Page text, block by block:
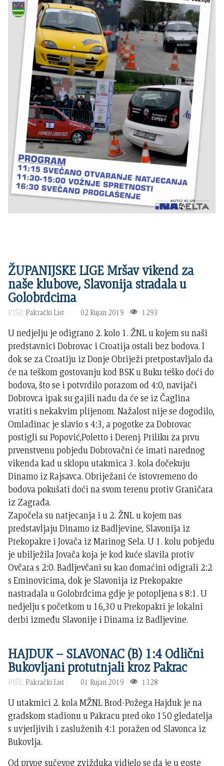
ŽUPANIJSKE LIGE Mršav vikend za
naše klubove, Slavonija stradala u
Golobrdcima
PIŠE: Pakrački List 02 Rujan 2019 1293
U nedjelju je odigrano 2. kolo 1. ŽNL u kojem su naši
predstavnici Dobrovac i Croatija ostali bez bodova. I
dok se za Croatiju iz Donje Obriježi pretpostavljalo da
će na teškom gostovanju kod BSK u Buku teško doći do
bodova, što se i potvrdilo porazom od 4:0, navijači
Dobrovca ipak su gajili nadu da će se iz Čaglina
vratiti s nekakvim plijenom. Nažalost nije se dogodilo,
Omladinac je slavio s 4:3, a pogotke za Dobrovac
postigli su Popović,Poletto i Derenj. Priliku za prvu
prvenstvenu pobjedu Dobrovačni će imati narednog
vikenda kad u sklopu utakmica 3. kola dočekuju
Dinamo iz Rajsavca. Obriježani će istovremeno do
bodova pokušati doći na svom terenu protiv Graničara
iz Zagrađa.
Započela su natjecanja i u 2. ŽNL u kojem nas
predstavljaju Dinamo iz Badljevine, Slavonija iz
Prekopakre i Jovača iz Marinog Sela. U 1. kolu pobjedu
je ubilježila Jovača koja je kod kuće slavila protiv
Ovčara s 2:0. Badljevčani su kao domaćini odigrali 2:2
s Eminovicima, dok je Slavonija iz Prekopakre
nastradala u Golobrdcima gdje je potopljena s 8:1. U
nedjelju s početkom u 16,30 u Prekopakri je lokalni
derbi između Slavonije i Dinama iz Badljevine.
HAJDUK – SLAVONAC (B) 1:4 Odlični
Bukovljani protutnjali kroz Pakrac
PIŠE: Pakrački List 01 Rujan 2019 1328
U utakmici 2. kola MŽNL Brod-Požega Hajduk je na
gradskom stadionu u Pakracu pred oko 150 gledatelja
s uvjerljivih i zasluženih 4:1 poražen od Slavonca iz
Bukovlja.
Od prvog sučevog zvižduka vidjelo se da je u goste